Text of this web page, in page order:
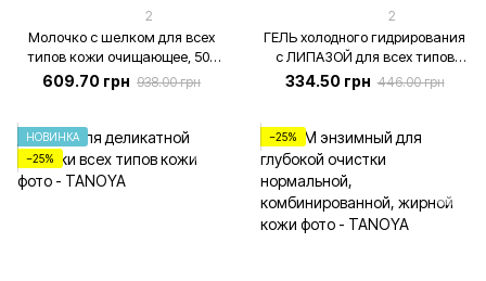
2
Молочко с шелком для всех
типов кожи очищающее, 500
мл.
609.70 грн 938.00 грн
2
ГЕЛЬ холодного гидрирования
с ЛИПАЗОЙ для всех типов
кожи [проф], 200 мл
334.50 грн 446.00 грн
НОВИНКА
−25%
−25%